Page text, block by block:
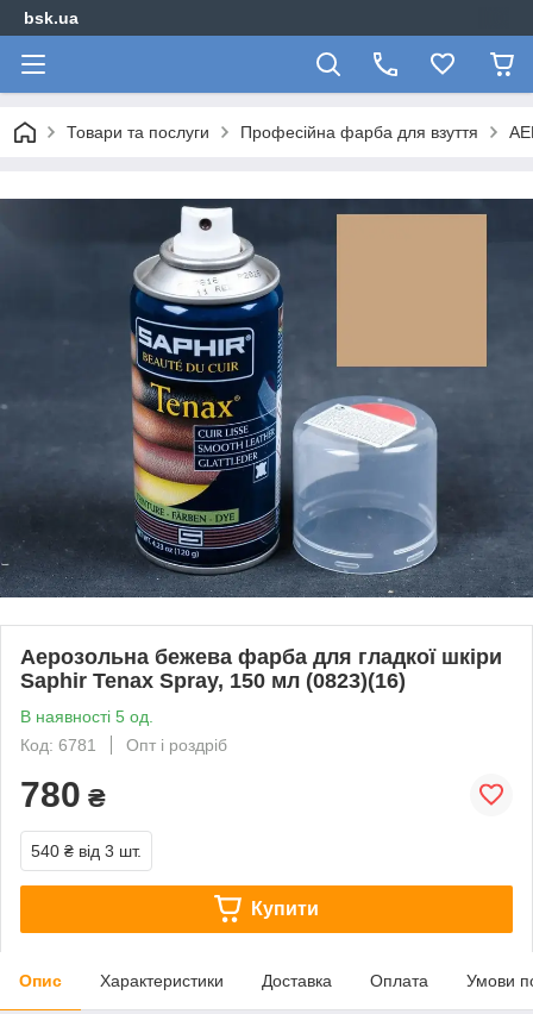
bsk.ua
Товари та послуги Професійна фарба для взуття
Аерозольна бежева фарба для гладкої шкіри
Saphir Tenax Spray, 150 мл (0823)(16)
В наявності 5 од.
Код: 6781
Опт і роздріб
780 ₴
540 ₴ від 3 шт.
Купити
Опис Характеристики Доставка Оплата Умови